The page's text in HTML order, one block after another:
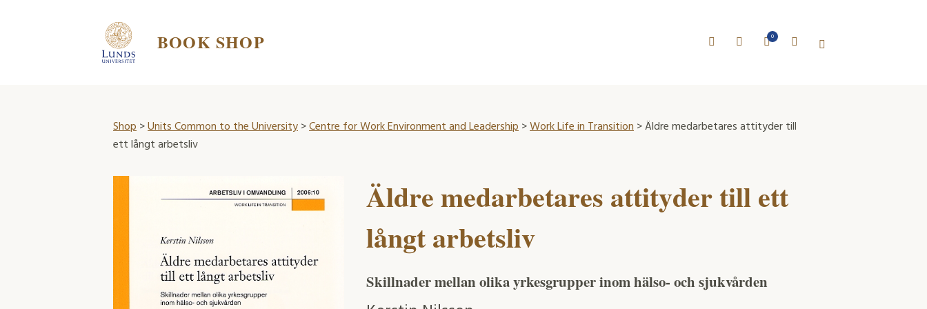
BOOK SHOP 0
Shop>Units Common to the University>Centre for Work Environment and Leadership>Work Life in Transition> Äldre medarbetares attityder till
ett långt arbetsliv
Äldre medarbetares attityder till ett
långt arbetsliv
Skillnader mellan olika yrkesgrupper inom hälso- och sjukvården